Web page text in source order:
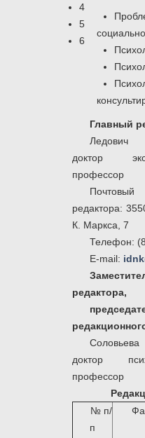
4
5
6
Главный
Ледович
доктор
профессор
редактора:
К. Маркса, 7
Телефон:
E-mail:
редактора,
доктор
профессор
№ п/
п